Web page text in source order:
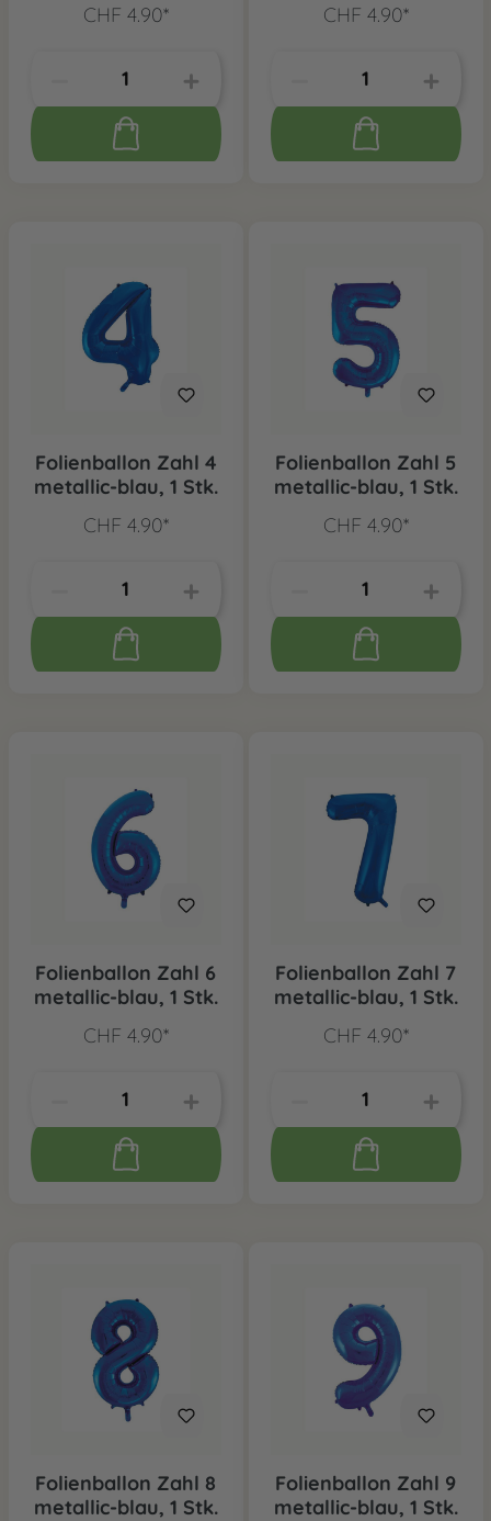
CHF 4.90*
CHF 4.90*
Folienballon Zahl 4
metallic-blau, 1 Stk.
CHF 4.90*
Folienballon Zahl 5
metallic-blau, 1 Stk.
CHF 4.90*
Folienballon Zahl 6
metallic-blau, 1 Stk.
CHF 4.90*
Folienballon Zahl 7
metallic-blau, 1 Stk.
CHF 4.90*
Folienballon Zahl 8
metallic-blau, 1 Stk.
Folienballon Zahl 9
metallic-blau, 1 Stk.